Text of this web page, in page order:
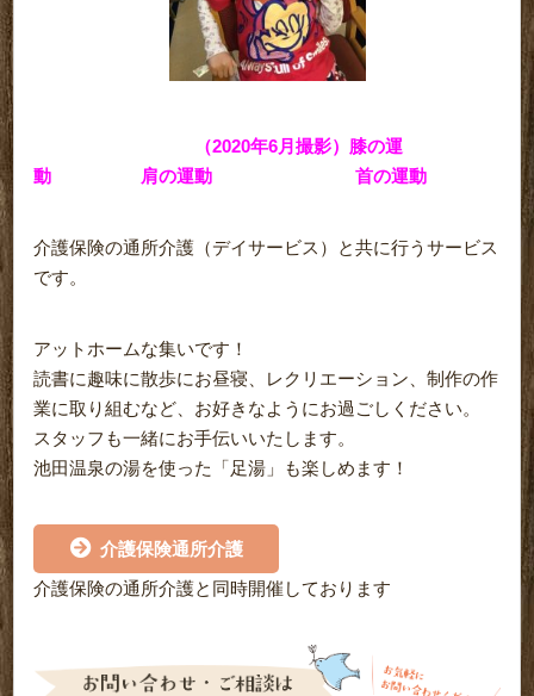
（2020年6月撮影）膝の運
動 肩の運動 首の運動
介護保険の通所介護（デイサービス）と共に行うサービス
です。
アットホームな集いです！
読書に趣味に散歩にお昼寝、レクリエーション、制作の作
業に取り組むなど、お好きなようにお過ごしください。
スタッフも一緒にお手伝いいたします。
池田温泉の湯を使った「足湯」も楽しめます！
介護保険通所介護
介護保険の通所介護と同時開催しております